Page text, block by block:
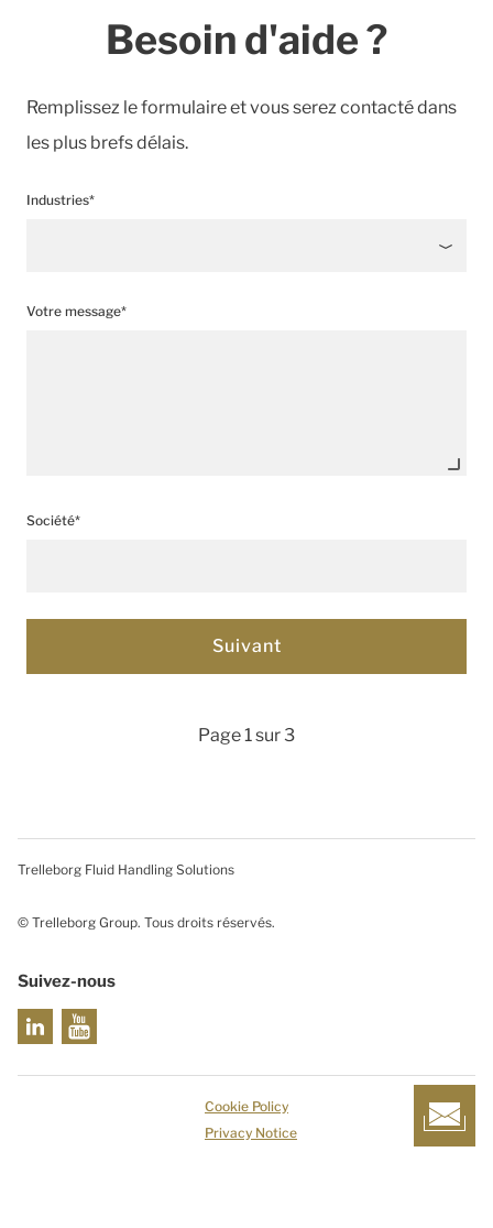
Besoin d'aide ?
Remplissez le formulaire et vous serez contacté dans
les plus brefs délais.
Industries*
Votre message*
Société*
Page 1 sur 3
Trelleborg Fluid Handling Solutions
© Trelleborg Group. Tous droits réservés.
Suivez-nous
Cookie Policy
Privacy Notice